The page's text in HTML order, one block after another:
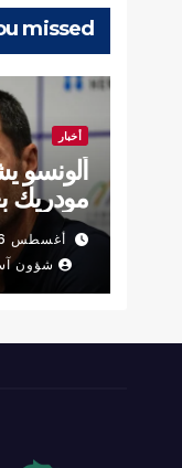
missed
أخبار
ألونسو
مودريك
أغسطس 6, 2026
شؤون